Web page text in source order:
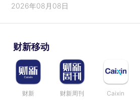
2026年08月08日
财新移动
财新 财新周刊 Caixin